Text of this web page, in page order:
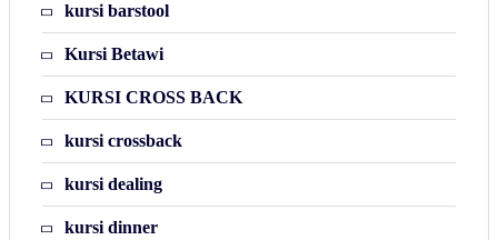
kursi barstool
Kursi Betawi
KURSI CROSS BACK
kursi crossback
kursi dealing
kursi dinner